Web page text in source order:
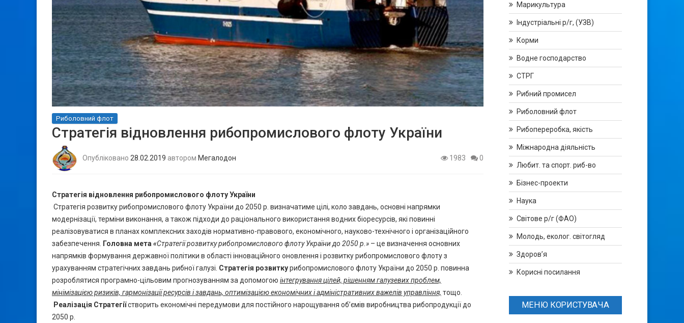
Риболовний флот
Стратегія відновлення рибопромислового флоту України
Опубліковано 28.02.2019 автором Мегалодон 1983 0
Стратегія відновлення рибопромислового флоту України
Стратегія розвитку рибопромислового флоту України до 2050 р. визначатиме цілі, коло завдань, основні напрямки
модернізації, терміни виконання, а також підходи до раціонального використання водних біоресурсів, які повинні
реалізовуватися в планах комплексних заходів нормативно-правового, економічного, науково-технічного і організаційного
забезпечення.
Головна мета «Стратегії розвитку рибопромислового флоту України до 2050 р.» – це визначення основних
напрямків формування державної політики в області інноваційного оновлення і розвитку рибопромислового флоту з
урахуванням стратегічних завдань рибної галузі. Стратегія розвиткурибопромислового флоту України до 2050 р. повинна
розроблятися програмно-цільовим прогнозуванням за допомогою інтегрування цілей, рішенням галузевих проблем,
мінімізацією ризиків, гармонізації ресурсів і завдань, оптимізацією економічних і адміністративних важелів управління, тощо.
Реалізація Стратегіїстворить економічні передумови для постійного нарощування об’ємів виробництва рибопродукції до
2050 р.
Марикультура
Індустріальні р/г, (УЗВ)
Корми
Водне господарство
СТРГ
Рибний промисел
Риболовний флот
Рибопереробка, якість
Міжнародна діяльність
Любит. та спорт. риб-во
Бізнес-проекти
Наука
Світове р/г (ФАО)
Молодь, еколог. світогляд
Здоров’я
Корисні посилання
МЕНЮ КОРИСТУВАЧА